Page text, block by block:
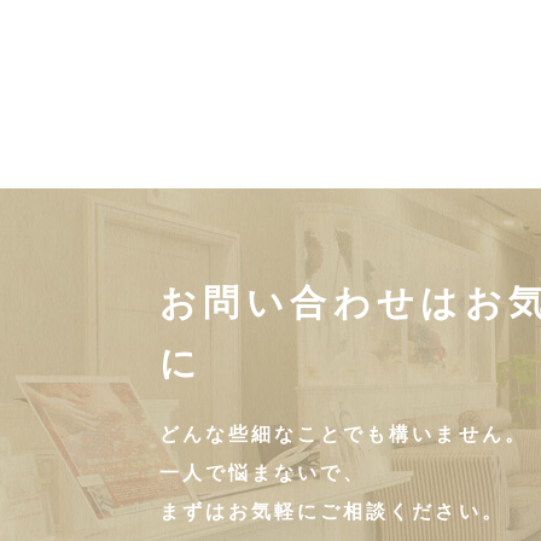
お問い合わせはお
に
どんな些細なことでも構いません。
一人で悩まないで、
まずはお気軽にご相談ください。